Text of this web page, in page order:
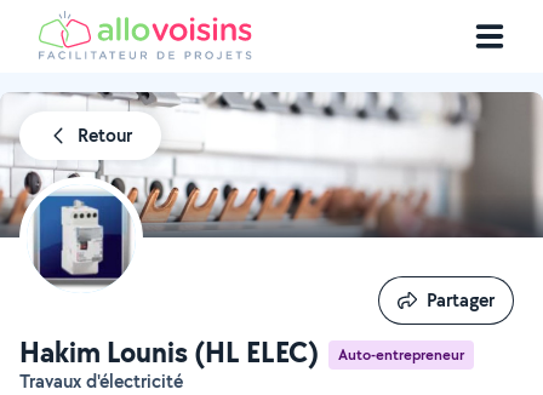
Retour
Hakim Lounis (HL ELEC) Auto-entrepreneur
Travaux d'électricité
Partager
Partager